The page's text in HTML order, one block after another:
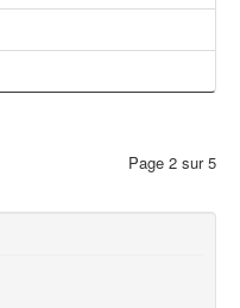
Page 2 sur 5